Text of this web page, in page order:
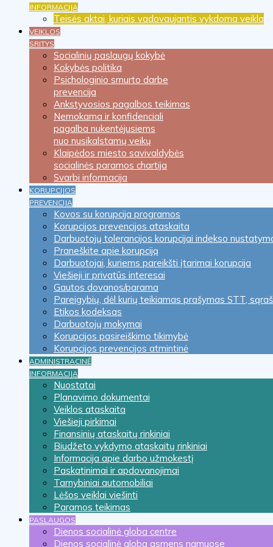
INFORMACIJA
Teisės aktai, kuriais vadovaujantis vykdoma veikla
VEIKLOS
SRITYS
Socialinių paslaugų kokybė
Kokybės politika
Psichologinio smurto darbe
prevencija
Ankstyvosios pagalbos teikimas
Nemokama ir konfidenciali
pagalba nukentėjusiems
nuo nusikalstamų veikų
Klaipėdos miesto savivaldybės
socialinės paramos chartija
Svarbi informacija
KORUPCIJOS
PREVENCIJA
Kovos su korupcija programos
Korupcijos prevencijos ataskaita
Darbuotojų tolerancijos korupcijai indekso
Praneškite apie korupciją
Darbuotojai, kuriems pareikšti įtarimai korupcija
Viešieji ir privatūs interesai
Gautos dovanos/parama
Pareigybių, dėl kurių teikiamas prašymas STT,
Etikos kodeksas
Darbuotojų mokymai
Korupcijos pasireiškimo tikimybė
Korupcijos prevencijos atmintinė
ADMINISTRACINĖ
INFORMACIJA
Nuostatai
Planavimo dokumentai
Veiklos ataskaita
Viešieji pirkimai
Finansinių ataskaitų rinkiniai
Biudžeto vykdymo ataskaitų rinkiniai
Informacija apie darbo užmokestį
Paskatinimai ir apdovanojimai
Tarnybiniai automobiliai
Lėšos veiklai viešinti
Paramos teikimas
PASLAUGOS
Dienos socialinė globa centre
Dienos socialinė globa asmens namuose